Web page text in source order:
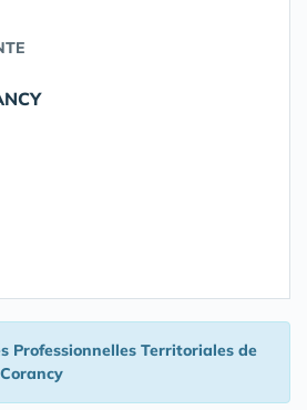
Professionnelles Territoriales de
Corancy